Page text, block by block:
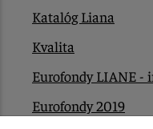
Katalóg Liana
Kvalita
Eurofondy LIANE -
Eurofondy 2019